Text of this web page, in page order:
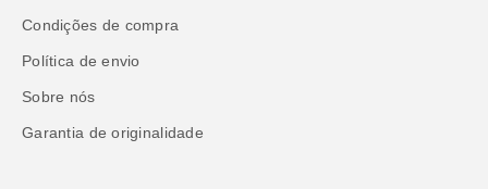
Condições de compra
Política de envio
Sobre nós
Garantia de originalidade